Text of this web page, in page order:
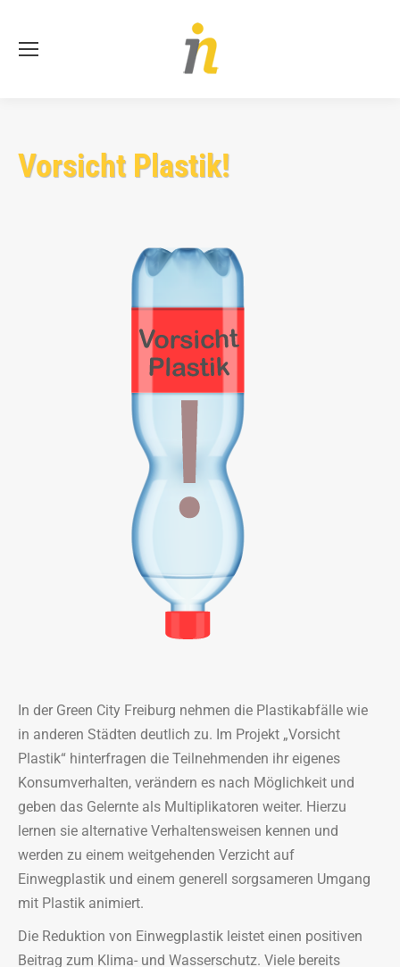
Vorsicht Plastik!
In der Green City Freiburg nehmen die Plastikabfälle wie
in anderen Städten deutlich zu. Im Projekt „Vorsicht
Plastik“ hinterfragen die Teilnehmenden ihr eigenes
Konsumverhalten, verändern es nach Möglichkeit und
geben das Gelernte als Multiplikatoren weiter. Hierzu
lernen sie alternative Verhaltensweisen kennen und
werden zu einem weitgehenden Verzicht auf
Einwegplastik und einem generell sorgsameren Umgang
mit Plastik animiert.
Die Reduktion von Einwegplastik leistet einen positiven
Beitrag zum Klima- und Wasserschutz. Viele bereits